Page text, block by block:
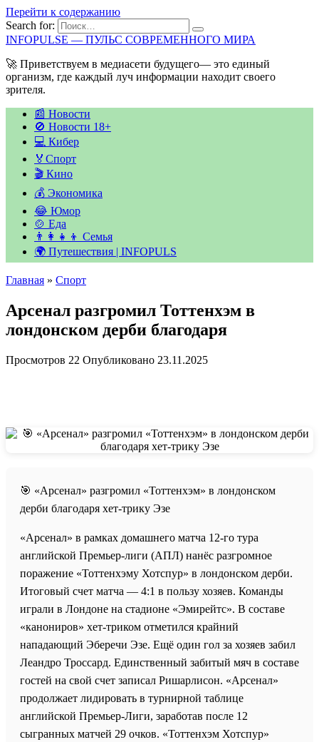
Перейти к содержанию
Search for:
INFOPULSE — ПУЛЬС СОВРЕМЕННОГО МИРА
🚀 Приветствуем в медиасети будущего— это единый
организм, где каждый луч информации находит своего
зрителя.
📰 Новости
🚫 Новости 18+
💻 Кибер
🏅Спорт
🎬 Кино
💰 Экономика
😂 Юмор
🍲 Еда
👨‍👩‍👧‍👦 Семья
🌍 Путешествия | INFOPULS
Главная » Спорт
Арсенал разгромил Тоттенхэм в
лондонском дерби благодаря
Просмотров 22 Опубликовано 23.11.2025
🎯 «Арсенал» разгромил «Тоттенхэм» в лондонском
дерби благодаря хет-трику Эзе
«Арсенал» в рамках домашнего матча 12-го тура
английской Премьер-лиги (АПЛ) нанёс разгромное
поражение «Тоттенхэму Хотспур» в лондонском дерби.
Итоговый счет матча — 4:1 в пользу хозяев. Команды
играли в Лондоне на стадионе «Эмирейтс». В составе
«канониров» хет-триком отметился крайний
нападающий Эберечи Эзе. Ещё один гол за хозяев забил
Леандро Троссард. Единственный забитый мяч в составе
гостей на свой счет записал Ришарлисон. «Арсенал»
продолжает лидировать в турнирной таблице
английской Премьер-Лиги, заработав после 12
сыгранных матчей 29 очков. «Тоттенхэм Хотспур»